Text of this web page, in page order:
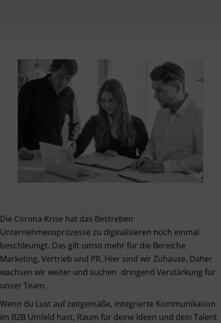
Die Corona-Krise hat das Bestreben
Unternehmensprozesse zu digitalisieren noch einmal
beschleunigt. Das gilt umso mehr für die Bereiche
Marketing, Vertrieb und PR. Hier sind wir Zuhause. Daher
wachsen wir weiter und suchen dringend Verstärkung für
unser Team.
Wenn du Lust auf zeitgemäße, integrierte Kommunikation
im B2B Umfeld hast, Raum für deine Ideen und dein Talent